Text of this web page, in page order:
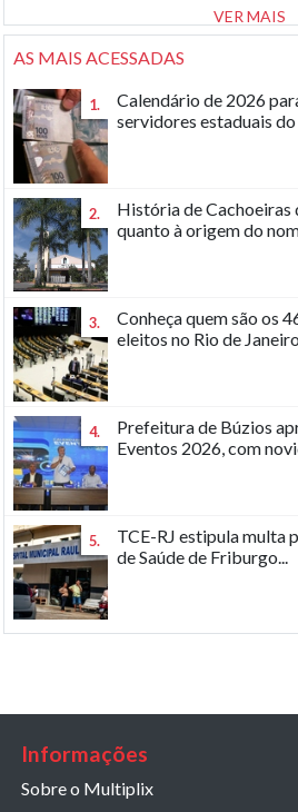
VER MAIS
AS MAIS ACESSADAS
1.
Calendário de 2026
servidores estaduais do
2.
História de Cachoeiras
quanto à origem do
3.
Conheça quem são os
eleitos no Rio de Janeiro
4.
Prefeitura de Búzios
Eventos 2026, com
5.
TCE-RJ estipula multa
de Saúde de Friburgo...
Informações
Sobre o Multiplix